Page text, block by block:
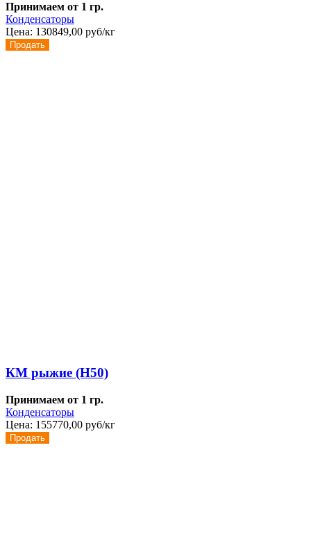
Принимаем от 1 гр.
Конденсаторы
Цена: 130849,00 руб/кг
Продать
КМ рыжие (Н50)
Принимаем от 1 гр.
Конденсаторы
Цена: 155770,00 руб/кг
Продать